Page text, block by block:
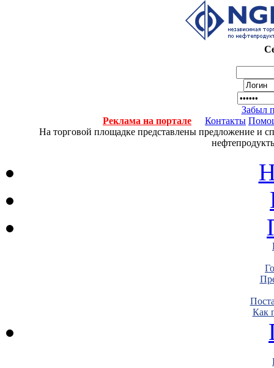
Забыл
Реклама на портале
Контакты
На торговой площадке представлены предложение и
Как